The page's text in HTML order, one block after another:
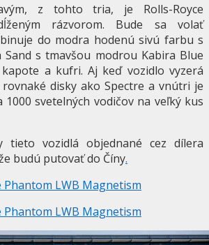
z tohto tria, je Rolls-Royce
rázvorom. Bude sa volať
do modra hodenú sivú farbu s
Sand s tmavšou modrou Kabira Blue
a kufri. Aj keď vozidlo vyzerá
disky ako Spectre a vnútri je
1000 svetelných vodičov na veľký kus
tieto vozidlá objednané cez dílera
budú putovať do Číny.